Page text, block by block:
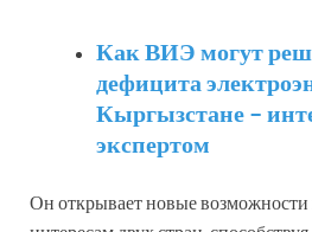
Как ВИЭ могут
дефицита
Кыргызстане –
экспертом
Он открывает новые возможности